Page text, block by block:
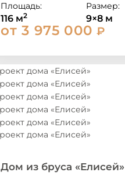
Площадь:
116 м2
Размер:
9×8 м
от 3 975 000 ₽
Дом из бруса «Елисей»